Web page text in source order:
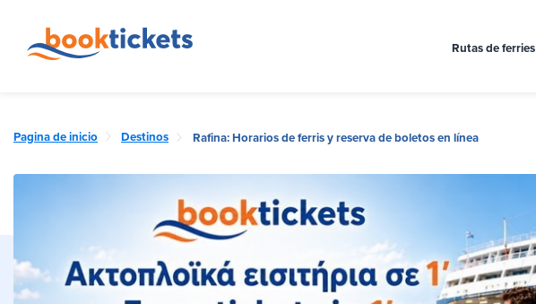
Rutas de ferries
Pagina de inicio Destinos Rafina: Horarios de ferris y reserva de boletos en línea